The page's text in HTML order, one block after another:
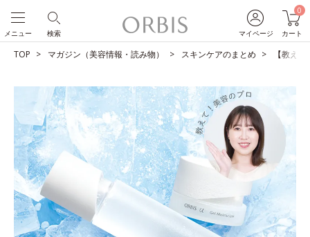
マイページ
0
カート
検索
メニュー
TOP マガジン（美容情報・読み物） スキンケアのまとめ 【教え